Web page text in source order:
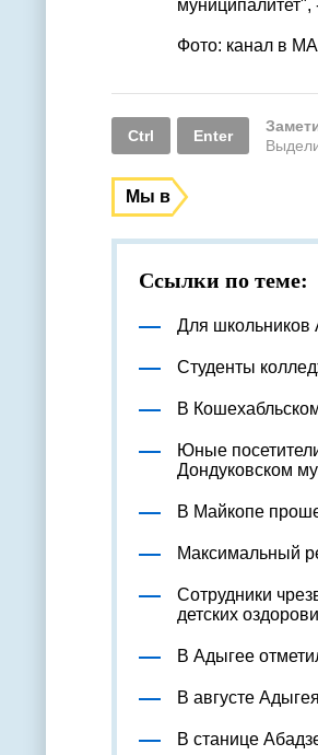
Фото: канал в
Ctrl Enter
Мы в
Ссылки по теме:
Для школьников
Студенты
В
Юные
Дондуковском
В Майкопе
Максимальный
Сотрудники
детских
В Адыгее
В августе
В станице